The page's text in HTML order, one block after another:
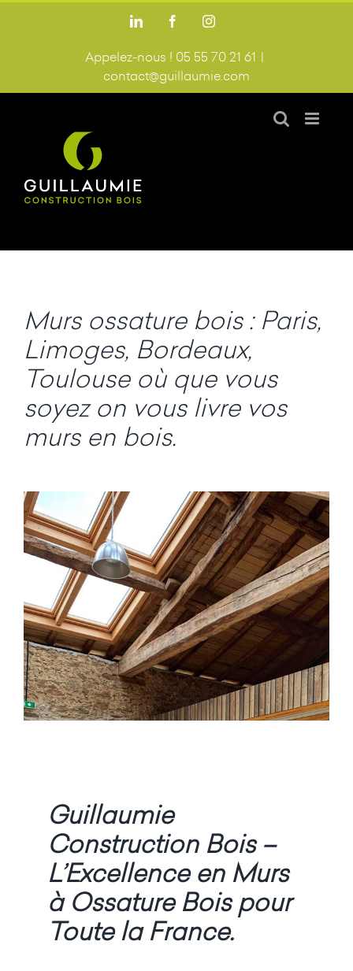
LinkedIn FacebookInstagram
Appelez-nous ! 05 55 70 21 61 |
contact@guillaumie.com
Murs ossature bois : Paris,
Limoges, Bordeaux,
Toulouse où que vous
soyez on vous livre vos
murs en bois.
Guillaumie
Construction Bois –
L’Excellence en Murs
à Ossature Bois pour
Toute la France.